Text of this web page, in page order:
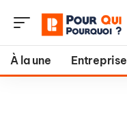
À la une Entreprise